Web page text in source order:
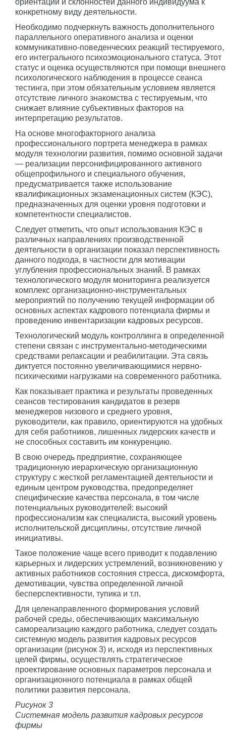
конкретному виду деятельности.
Необходимо подчеркнуть важность дополнительного
параллельного оперативного анализа и оценки
коммуникативно-поведенческих реакций тестируемого,
его интегрального психоэмоционального статуса. Этот
статус и оценка осуществляются при помощи внешнего
психологического наблюдения в процессе сеанса
тестинга, при этом обязательным условием является
отсутствие личного знакомства с тестируемым, что
снижает влияние субъективных факторов на
интерпретацию результатов.
На основе многофакторного анализа
профессионального портрета менеджера в рамках
модуля технологии развития, помимо основной задачи
— реализации персонифицированного активного
общепрофильного и специального обучения,
предусматривается также использование
квалификационных экзаменационных систем (КЭС),
предназначенных для оценки уровня подготовки и
компетентности специалистов.
Следует отметить, что опыт использования КЭС в
различных направлениях производственной
деятельности в организации показал перспективность
данного подхода, в частности для мотивации
углубления профессиональных знаний. В рамках
технологического модуля мониторинга реализуется
комплекс организационно-инструментальных
мероприятий по получению текущей информации об
основных аспектах кадрового потенциала фирмы и
проведению инвентаризации кадровых ресурсов.
Технологический модуль контроллинга в определенной
степени связан с инструментально-методическими
средствами релаксации и реабилитации. Эта связь
диктуется постоянно увеличивающимися нервно-
психическими нагрузками на современного работника.
Как показывает практика и результаты проведенных
сеансов тестирования кандидатов в резерв
менеджеров низового и среднего уровня,
руководители, как правило, ориентируются на удобных
для себя работников, лишенных лидерских качеств и
не способных составить им конкуренцию.
В свою очередь предприятие, сохраняющее
традиционную иерархическую организационную
структуру с жесткой регламентацией деятельности и
единым центром руководства, предопределяет
специфические качества персонала, в том числе
потенциальных руководителей: высокий
профессионализм как специалиста, высокий уровень
исполнительской дисциплины, отсутствие личной
инициативы.
Такое положение чаще всего приводит к подавлению
карьерных и лидерских устремлений, возникновению у
активных работников состояния стресса, дискомфорта,
демотивации, чувства определенной личной
бесперспективности, тупика и т.п.
Для целенаправленного формирования условий
рабочей среды, обеспечивающих максимальную
самореализацию каждого работника, следует создать
системную модель развития кадровых ресурсов
организации (рисунок 3) и, исходя из перспективных
целей фирмы, осуществлять стратегическое
проектирование основных параметров персонала и
организационного потенциала в рамках общей
политики развития персонала.
Рисунок 3
Системная модель развития кадровых ресурсов
фирмы